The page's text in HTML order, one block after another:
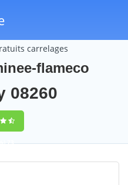
carrelages
flameco
08260
73